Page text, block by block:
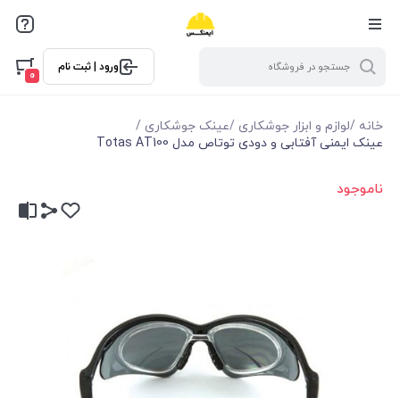
ورود | ثبت نام
0
خانه /لوازم و ابزار جوشکاری /عینک جوشکاری /
عینک ایمنی آفتابی و دودی توتاص مدل Totas AT100
ناموجود